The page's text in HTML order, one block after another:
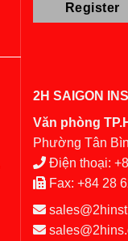
2H SAIGON
Văn phòng
Phường Tân
Điện thoại:
Fax: +84 28